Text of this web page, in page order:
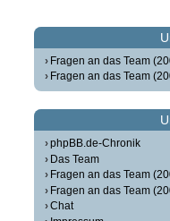
Fragen an das Team
Fragen an das Team
phpBB.de-Chronik
Das Team
Fragen an das Team
Fragen an das Team
Chat